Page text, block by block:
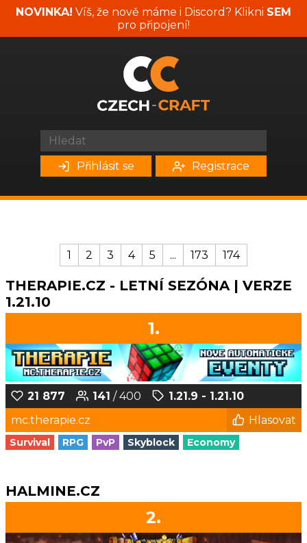
NOVINKA! Víš, že nově máme i Discord? Klikni SEM
pro připojení!
Přihlásit se Registrace
1 2 3 4 5 ... 173 174
THERAPIE.CZ - LETNÍ SEZÓNA | VERZE
1.21.10
1.
21 877 141 / 400
1.21.9 - 1.21.10
mc.therapie.cz
Hlasovat
Survival RPG PvP Skyblock Economy
HALMINE.CZ
2.